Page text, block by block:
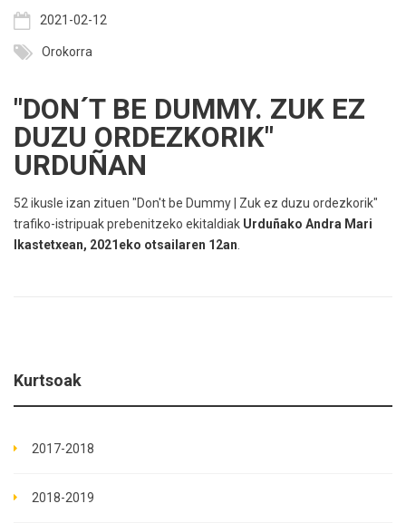
2021-02-12
Orokorra
"DON´T BE DUMMY. ZUK EZ
DUZU ORDEZKORIK"
URDUÑAN
52 ikusle izan zituen "Don't be Dummy | Zuk ez duzu ordezkorik"
trafiko-istripuak prebenitzeko ekitaldiak Urduñako Andra Mari
Ikastetxean, 2021eko otsailaren 12an
Kurtsoak
2017-2018
2018-2019